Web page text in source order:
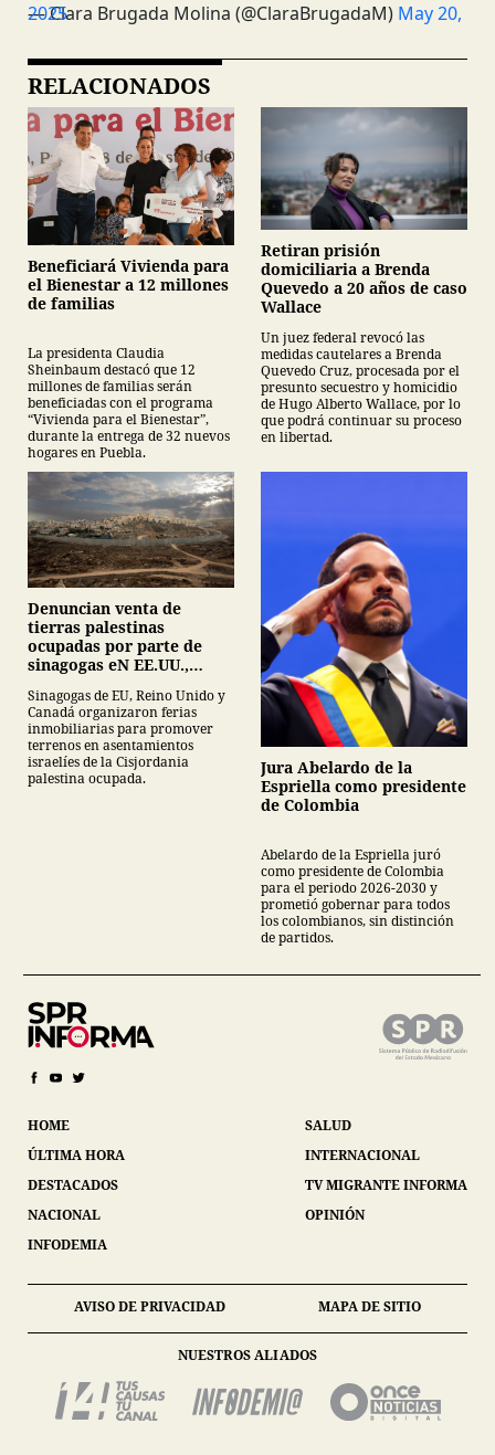
— Clara Brugada Molina (@ClaraBrugadaM)
May 20, 2025
RELACIONADOS
Beneficiará Vivienda para
el Bienestar a 12 millones
de familias
La presidenta Claudia
Sheinbaum destacó que 12
millones de familias serán
beneficiadas con el programa
“Vivienda para el Bienestar”,
durante la entrega de 32 nuevos
hogares en Puebla.
Retiran prisión
domiciliaria a Brenda
Quevedo a 20 años de caso
Wallace
Un juez federal revocó las
medidas cautelares a Brenda
Quevedo Cruz, procesada por el
presunto secuestro y homicidio
de Hugo Alberto Wallace, por lo
que podrá continuar su proceso
en libertad.
Denuncian venta de
tierras palestinas
ocupadas por parte de
sinagogas eN EE.UU.,
Sinagogas de EU, Reino Unido y
Canadá organizaron ferias
inmobiliarias para promover
terrenos en asentamientos
israelíes de la Cisjordania
palestina ocupada.
Jura Abelardo de la
Espriella como presidente
de Colombia
Abelardo de la Espriella juró
como presidente de Colombia
para el periodo 2026-2030 y
prometió gobernar para todos
los colombianos, sin distinción
de partidos.
HOME
ÚLTIMA HORA
DESTACADOS
NACIONAL
INFODEMIA
SALUD
INTERNACIONAL
TV MIGRANTE INFORMA
OPINIÓN
AVISO DE PRIVACIDAD MAPA DE SITIO
NUESTROS ALIADOS